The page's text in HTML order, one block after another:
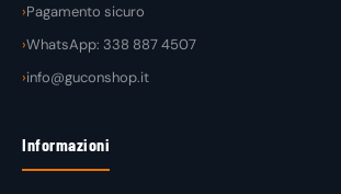
Pagamento sicuro
WhatsApp: 338 887 4507
info@guconshop.it
Informazioni